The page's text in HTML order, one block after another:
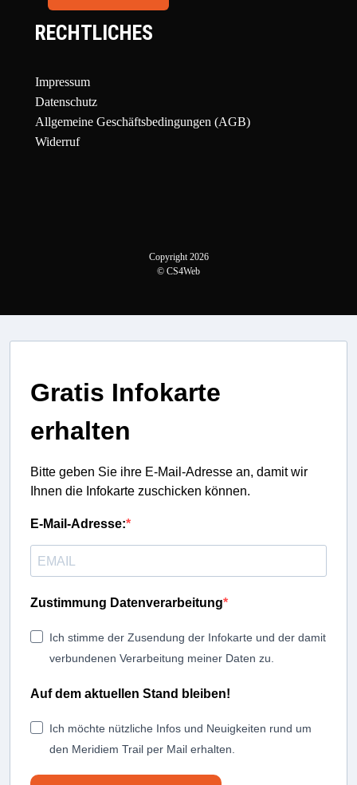
RECHTLICHES
Impressum
Datenschutz
Allgemeine Geschäftsbedingungen (AGB)
Widerruf
Copyright 2026
© CS4Web
Gratis Infokarte
erhalten
Bitte geben Sie ihre E-Mail-Adresse an, damit wir
Ihnen die Infokarte zuschicken können.
E-Mail-Adresse:
Zustimmung Datenverarbeitung
Ich stimme der Zusendung der Infokarte und der damit
verbundenen Verarbeitung meiner Daten zu.
Auf dem aktuellen Stand bleiben!
Ich möchte nützliche Infos und Neuigkeiten rund um
den Meridiem Trail per Mail erhalten.